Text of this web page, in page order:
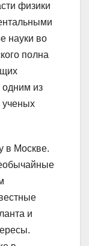
физики
науки во
полна
одним из
в Москве.
и